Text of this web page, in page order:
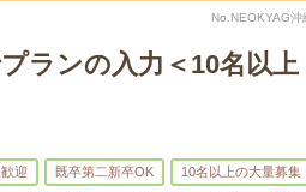
No.NEOKYAG
ランの入力＜10名以上
迎 既卒第二新卒OK 10名以上の大量募集